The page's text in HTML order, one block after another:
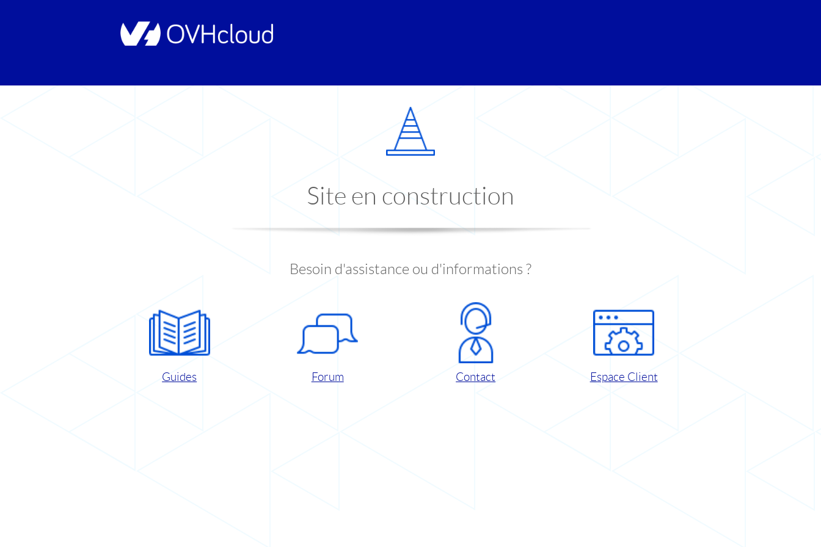
Site en construction
Besoin d'assistance ou d'informations ?
Guides Forum Contact Espace Client